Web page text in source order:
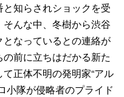
知らされショックを受
んな中、冬樹から渋谷
なっているとの連絡が
前に立ちはだかる新た
正体不明の発明家“アル
小隊が侵略者のプライド